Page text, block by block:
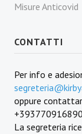
Misure Anticovid
CONTATTI
Per info e
oppure
+393770916890
La segreteria